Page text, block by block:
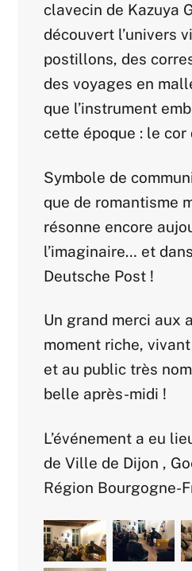
clavecin de Kazuya
découvert l’univers
postillons, des
des voyages en
que l’instrument
cette époque : le
Symbole de
que de romantisme
résonne encore
l’imaginaire… et
Deutsche Post !
Un grand merci aux
moment riche,
et au public très
belle après-midi !
L’événement a eu
de Ville de Dijon ,
Région Bourgogne-